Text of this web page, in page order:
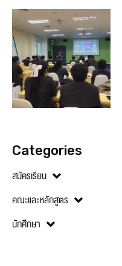
Categories
สมัครเรียน
คณะและหลักสูตร
นักศึกษา